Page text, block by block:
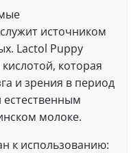
источником
Lactol Puppy
которая
и зрения в период
естественным
молоке.
к использованию: